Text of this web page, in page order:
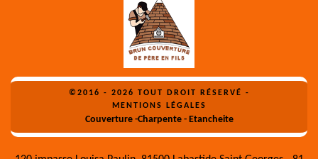
©2016 - 2026 TOUT DROIT RÉSERVÉ -
MENTIONS LÉGALES
Couverture -Charpente - Etancheite